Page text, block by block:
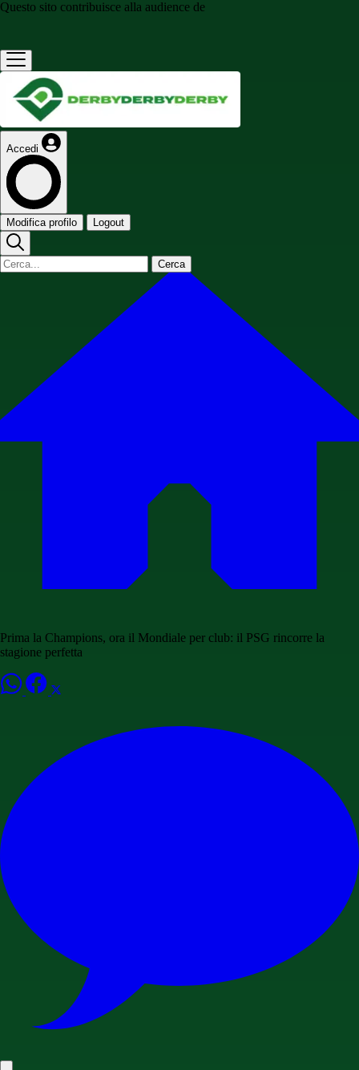
Questo sito contribuisce alla audience de
Accedi
Modifica profilo Logout
Cerca
Prima la Champions, ora il Mondiale per club: il PSG rincorre la
stagione perfetta